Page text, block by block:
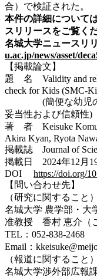
合）で検証された。
本件の詳細について
スリリースをご覧く
名城大学ニュースリ
u.ac.jp/news/asset/
【掲載論文 】
題 名 Validity and
check for Kids (SMC-
(簡便な幼児の運
妥当性および信頼性)
著 者 Keisuke
Akira Kyan, Ryota
掲載誌 Journal of
掲載日 2024年12月
DOI https://doi.org/
【問い合わせ先】
（研究に関すること）
名城大学 農学部・大
准教授 香村 恵介（
TEL：052-838-2468
Email：
（報道に関すること）
名城大学渉外部広報